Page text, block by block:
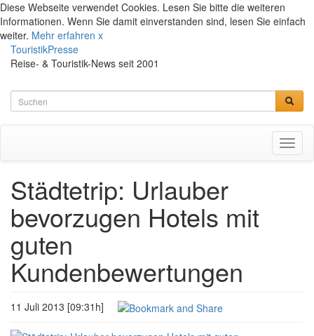
Diese Webseite verwendet Cookies. Lesen Sie bitte die weiteren
Informationen. Wenn Sie damit einverstanden sind, lesen Sie einfach
weiter. Mehr erfahren x
TouristikPresse
Reise- & Touristik-News seit 2001
Städtetrip: Urlauber
bevorzugen Hotels mit
guten
Kundenbewertungen
11 Juli 2013 [09:31h]